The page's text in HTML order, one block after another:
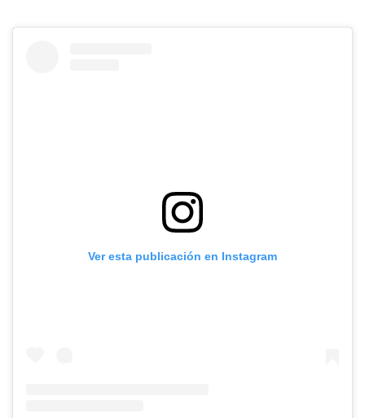
Ver esta publicación en Instagram